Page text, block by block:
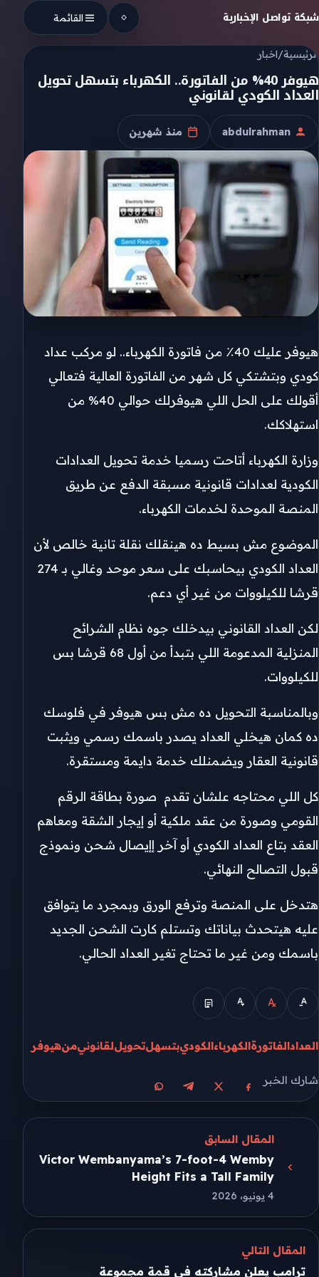
Skip to content
شبكة تواصل الإخبارية القائمة
الرئيسية/اخبار
هيوفر 40% من الفاتورة.. الكهرباء بتسهل تحويل
العداد الكودي لقانوني
الكاتب
abdulrahman
تاريخ النشر
منذ شهرين
هيوفر عليك 40٪ من فاتورة الكهرباء.. لو مركب عداد
كودي وبتشتكي كل شهر من الفاتورة العالية فتعالي
أقولك على الحل اللي هيوفرلك حوالي 40% من
استهلاكك.
وزارة الكهرباء أتاحت رسميا خدمة تحويل العدادات
الكودية لعدادات قانونية مسبقة الدفع عن طريق
المنصة الموحدة لخدمات الكهرباء.
الموضوع مش بسيط ده هينقلك نقلة تانية خالص لأن
العداد الكودي بيحاسبك على سعر موحد وغالي بـ 274
قرشا للكيلووات من غير أي دعم.
لكن العداد القانوني بيدخلك جوه نظام الشرائح
المنزلية المدعومة اللي بتبدأ من أول 68 قرشا بس
للكيلووات.
وبالمناسبة التحويل ده مش بس هيوفر في فلوسك
ده كمان هيخلي العداد يصدر باسمك رسمي ويثبت
قانونية العقار ويضمنلك خدمة دايمة ومستقرة.
كل اللي محتاجه علشان تقدم صورة بطاقة الرقم
القومي وصورة من عقد ملكية أو إيجار الشقة ومعاهم
العقد بتاع العداد الكودي أو آخر إإيصال شحن ونموذج
قبول التصالح النهائي.
هتدخل على المنصة وترفع الورق وبمجرد ما يتوافق
عليه هيتحدث بياناتك وتستلم كارت الشحن الجديد
باسمك ومن غير ما تحتاج تغير العداد الحالي.
العدادالفاتورةالكهرباءالكوديبتسهلتحويللقانونيمنهيوفر
شارك الخبر
مشاركة على فيسبوك
مشاركة على Xمشاركة على تيليجرام
مشاركة على واتساب
المقال السابق
Victor Wembanyama’s 7-foot-4 Wemby
Height Fits a Tall Family
4 يونيو، 2026
المقال التالي
ترامب يعلن مشاركته في قمة مجموعة